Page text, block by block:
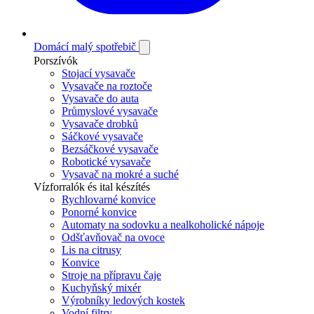
Domácí malý spotřebič
Porszívók
Stojací vysavače
Vysavače na roztoče
Vysavače do auta
Průmyslové vysavače
Vysavače drobků
Sáčkové vysavače
Bezsáčkové vysavače
Robotické vysavače
Vysavač na mokré a suché
Vízforralók és ital készítés
Rychlovarné konvice
Ponorné konvice
Automaty na sodovku a nealkoholické nápoje
Odšťavňovač na ovoce
Lis na citrusy
Konvice
Stroje na přípravu čaje
Kuchyňský mixér
Výrobníky ledových kostek